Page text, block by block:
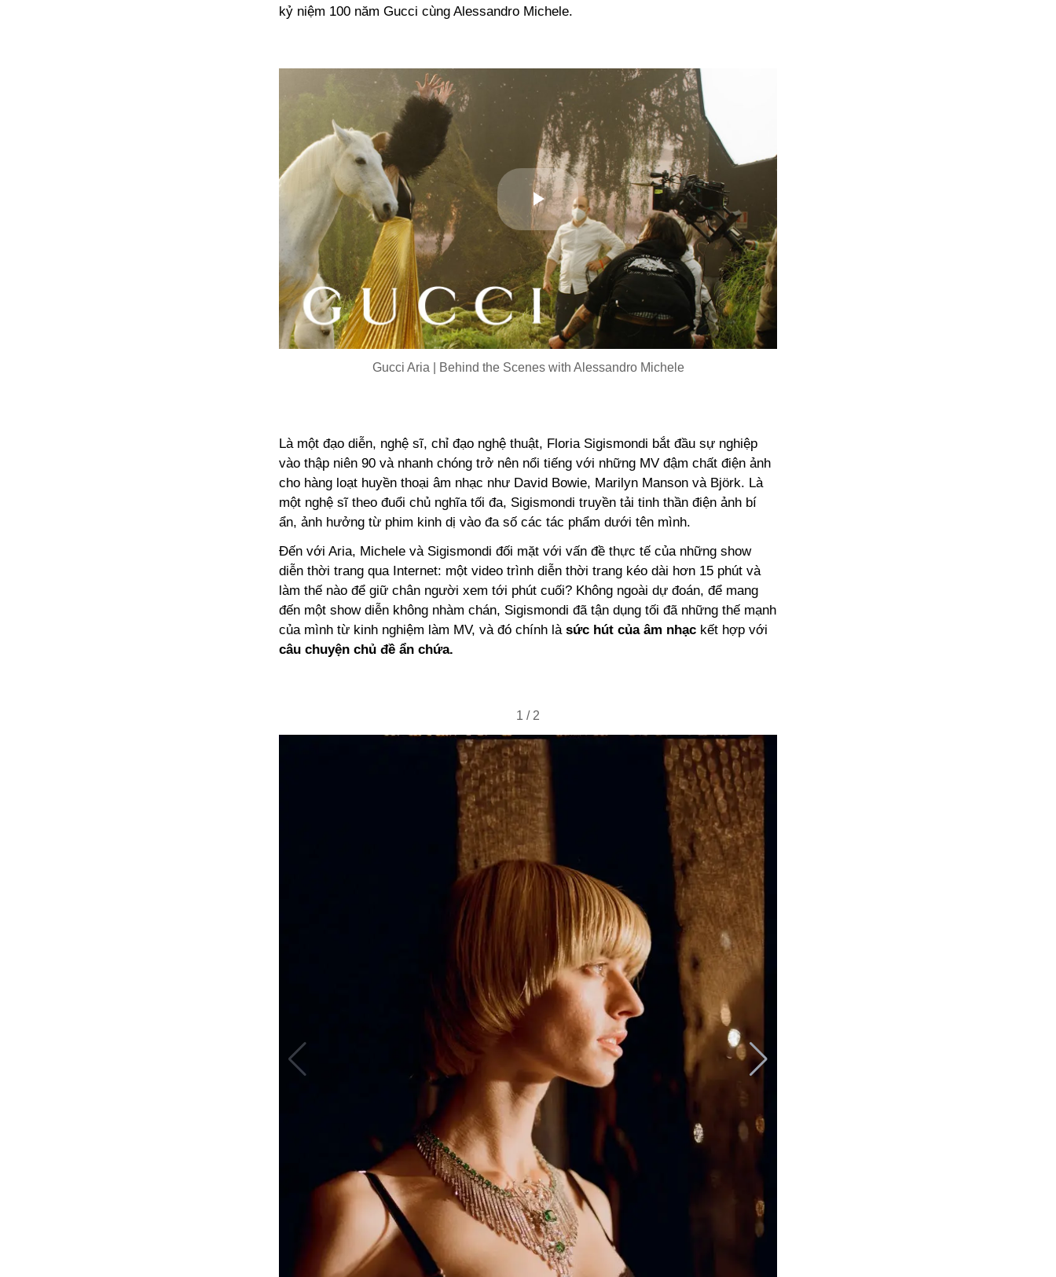
kỷ niệm 100 năm Gucci cùng Alessandro Michele.
Play
Video
Gucci Aria | Behind the Scenes with Alessandro Michele
Là một đạo diễn, nghệ sĩ, chỉ đạo nghệ thuật, Floria Sigismondi bắt đầu sự nghiệp
vào thập niên 90 và nhanh chóng trở nên nổi tiếng với những MV đậm chất điện ảnh
cho hàng loạt huyền thoại âm nhạc như David Bowie, Marilyn Manson và Björk. Là
một nghệ sĩ theo đuổi chủ nghĩa tối đa, Sigismondi truyền tải tinh thần điện ảnh bí
ẩn, ảnh hưởng từ phim kinh dị vào đa số các tác phẩm dưới tên mình.
Đến với Aria, Michele và Sigismondi đối mặt với vấn đề thực tế của những show
diễn thời trang qua Internet: một video trình diễn thời trang kéo dài hơn 15 phút và
làm thế nào để giữ chân người xem tới phút cuối? Không ngoài dự đoán, để mang
đến một show diễn không nhàm chán, Sigismondi đã tận dụng tối đã những thế mạnh
của mình từ kinh nghiệm làm MV, và đó chính là sức hút của âm nhạc kết hợp với
câu chuyện chủ đề ẩn chứa.
1 / 2